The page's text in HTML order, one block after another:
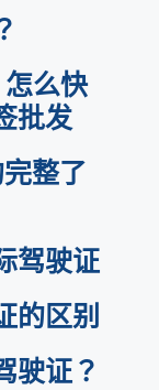
么快
批发
整了
驾驶证
的区别
驶证？